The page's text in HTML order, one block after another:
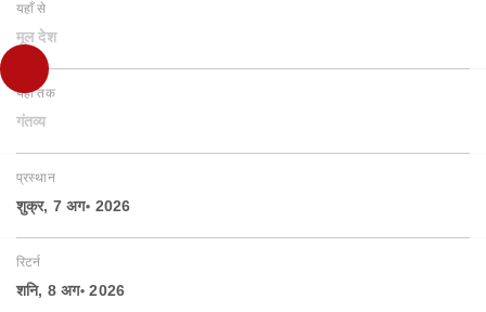
यहाँ से
मूल देश
यहाँ तक
गंतव्य
प्रस्थान
शुक्र, 7 अग॰ 2026
रिटर्न
शनि, 8 अग॰ 2026